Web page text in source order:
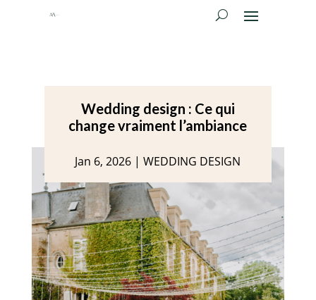
Wedding design : Ce qui
change vraiment l’ambiance
Jan 6, 2026 |WEDDING DESIGN